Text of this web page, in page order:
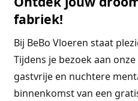
fabriek!
Bij BeBo Vloeren staat
Tijdens je bezoek aan onze
gastvrije en nuchtere
binnenkomst van een